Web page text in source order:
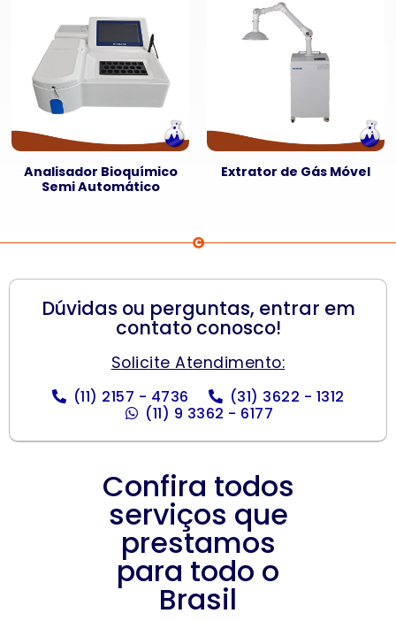
Analisador Bioquímico
Semi Automático
Extrator de Gás Móvel
Dúvidas ou perguntas, entrar em
contato conosco!
Solicite Atendimento:
(11) 2157 - 4736
(31) 3622 - 1312
(11) 9 3362 - 6177
Confira todos
serviços que
prestamos
para todo o
Brasil